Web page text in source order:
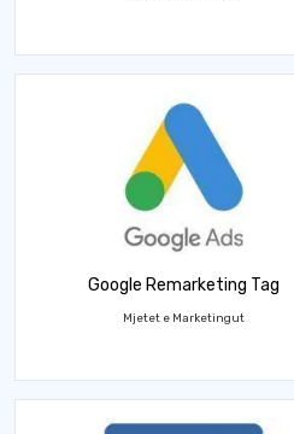
Google Remarketing Tag
Mjetet e Marketingut